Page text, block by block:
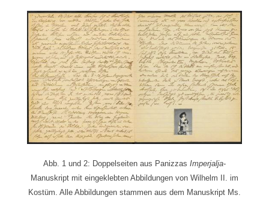
Abb. 1 und 2: Doppelseiten aus Panizzas Imperjalja-
Manuskript mit eingeklebten Abbildungen von Wilhelm II. im
Kostüm. Alle Abbildungen stammen aus dem Manuskript Ms.